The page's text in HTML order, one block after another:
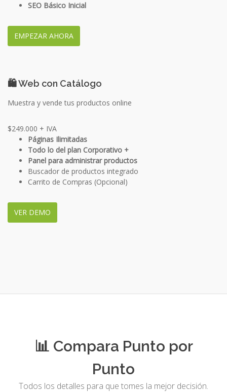
SEO Básico Inicial
EMPEZAR AHORA
🛍️ Web con Catálogo
Muestra y vende tus productos online
$249.000 + IVA
Páginas Ilimitadas
Todo lo del plan Corporativo +
Panel para administrar productos
Buscador de productos integrado
Carrito de Compras (Opcional)
VER DEMO
📊 Compara Punto por
Punto
Todos los detalles para que tomes la mejor decisión.